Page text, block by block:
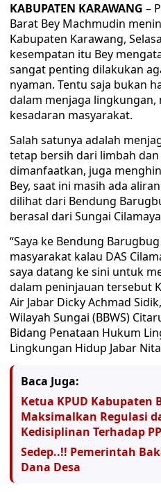
KABUPATEN KARAWANG –
Barat Bey Machmudin
Kabupaten Karawang,
kesempatan itu Bey
sangat penting dilakukan
nyaman. Tentu saja bukan
dalam menjaga
kesadaran masyarakat.
Salah satunya adalah
tetap bersih dari limbah
dimanfaatkan, juga
Bey, saat ini masih ada
dilihat dari Bendung
berasal dari Sungai
“Saya ke Bendung
masyarakat kalau DAS
saya datang ke sini untuk
dalam peninjauan tersebut
Air Jabar Dicky Achmad
Wilayah Sungai (BBWS)
Bidang Penataan Hukum
Lingkungan Hidup Jabar
Baca Juga:
Ketua KPUD Kabupaten
Maksimalkan Regulasi
Kedisiplinan Terhadap
Sedep..!! Pemerintah
Dana Desa